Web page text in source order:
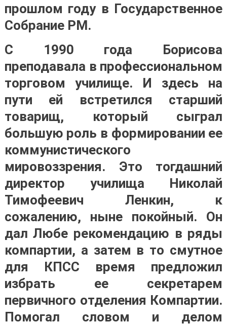
прошлом году в Государственное
Собрание РМ.
С 1990 года Борисова
преподавала в профессиональном
торговом училище. И здесь на
пути ей встретился старший
товарищ, который сыграл
большую роль в формировании ее
коммунистического
мировоззрения. Это тогдашний
директор училища Николай
Тимофеевич Ленкин, к
сожалению, ныне покойный. Он
дал Любе рекомендацию в ряды
компартии, а затем в то смутное
для КПСС время предложил
избрать ее секретарем
первичного отделения Компартии.
Помогал словом и делом